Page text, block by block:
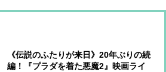
《伝説のふたりが来日》20年ぶりの続
編！『プラダを着た悪魔2』映画ライ